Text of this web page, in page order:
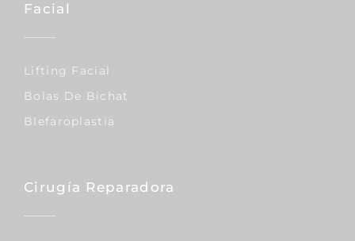
Facial
Lifting Facial
Bolas De Bichat
Blefaroplastia
Cirugía Reparadora